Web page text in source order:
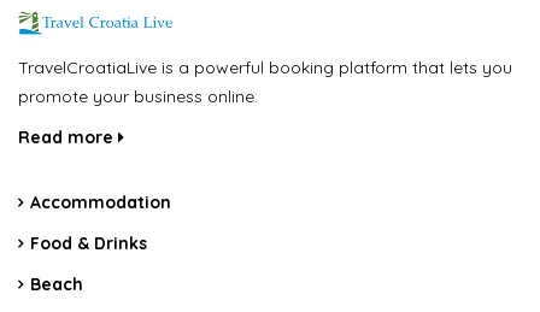
TravelCroatiaLive is a powerful booking platform that lets you
promote your business online.
Read more
Accommodation
Food & Drinks
Beach